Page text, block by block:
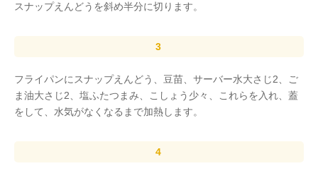
スナップえんどうを斜め半分に切ります。
フライパンにスナップえんどう、豆苗、サーバー水大さじ2、ご
ま油大さじ2、塩ふたつまみ、こしょう少々、これらを入れ、蓋
をして、水気がなくなるまで加熱します。